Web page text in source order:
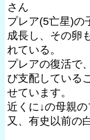
さん
プレア(5亡星)の
成長し、その卵
れている。
プレアの復活で
び支配している
せています。
近くに↓の母親の
又、有史以前の